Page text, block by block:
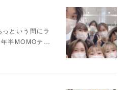
という間にラ
半MOMOテ…